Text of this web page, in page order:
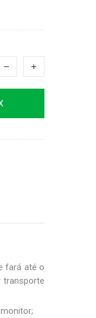
fará até o
transporte